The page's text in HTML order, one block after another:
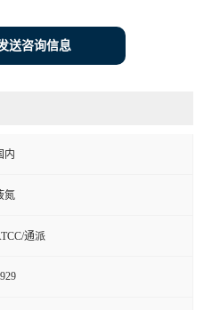
送咨询信息
内
氮
通派